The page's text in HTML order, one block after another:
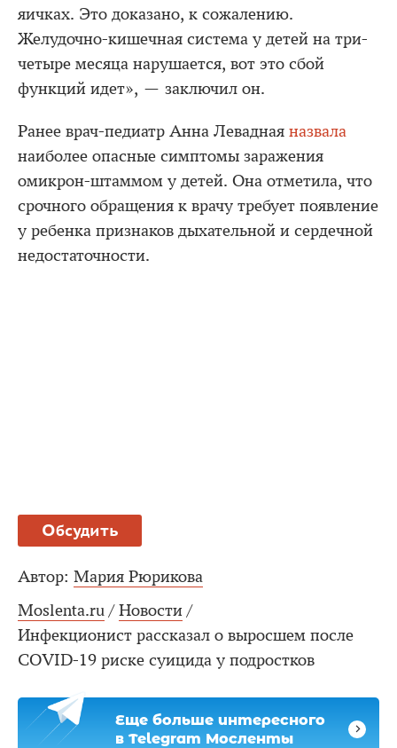
яичках. Это доказано, к сожалению.
Желудочно-кишечная система у детей на три-
четыре месяца нарушается, вот это сбой
функций идет», — заключил он.
Ранее врач-педиатр Анна Левадная назвала
наиболее опасные симптомы заражения
омикрон-штаммом у детей. Она отметила, что
срочного обращения к врачу требует появление
у ребенка признаков дыхательной и сердечной
недостаточности.
Обсудить
Автор: Мария Рюрикова
Moslenta.ru / Новости /
Инфекционист рассказал о выросшем после
COVID-19 риске суицида у подростков
Еще больше интересного
в Telegram Мосленты